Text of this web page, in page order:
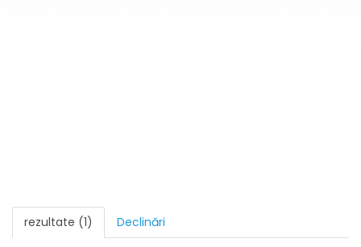
rezultate (1) Declinări